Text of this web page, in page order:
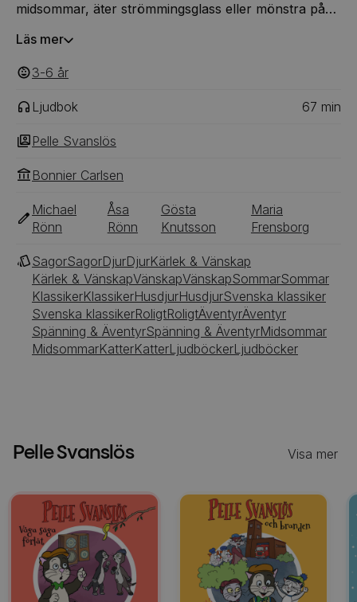
midsommar, äter strömmingsglass eller mönstra på
Läs mer
3-6 ‎‎ år
Ljudbok 67 min
Pelle Svanslös
Bonnier Carlsen
Michael
Rönn
Åsa
Rönn
Gösta
Knutsson
Maria
Frensborg
SagorSagorDjurDjurKärlek & Vänskap
Kärlek & VänskapVänskapVänskapSommarSommar
KlassikerKlassikerHusdjurHusdjurSvenska klassiker
Svenska klassikerRoligtRoligtÄventyrÄventyr
Spänning & ÄventyrSpänning & ÄventyrMidsommar
MidsommarKatterKatterLjudböckerLjudböcker
Pelle Svanslös Visa mer